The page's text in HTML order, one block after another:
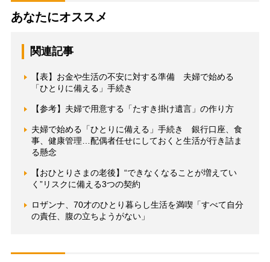
あなたにオススメ
関連記事
【表】お金や生活の不安に対する準備 夫婦で始める
「ひとりに備える」手続き
【参考】夫婦で用意する「たすき掛け遺言」の作り方
夫婦で始める「ひとりに備える」手続き 銀行口座、食
事、健康管理…配偶者任せにしておくと生活が行き詰ま
る懸念
【おひとりさまの老後】“できなくなることが増えてい
く”リスクに備える3つの契約
ロザンナ、70才のひとり暮らし生活を満喫「すべて自分
の責任、腹の立ちようがない」